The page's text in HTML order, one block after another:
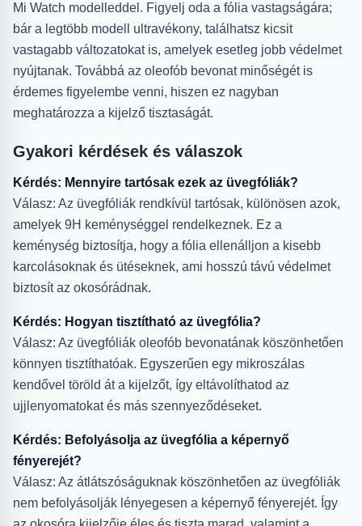
Mi Watch modelleddel. Figyelj oda a fólia vastagságára;
bár a legtöbb modell ultravékony, találhatsz kicsit
vastagabb változatokat is, amelyek esetleg jobb védelmet
nyújtanak. Továbbá az oleofób bevonat minőségét is
érdemes figyelembe venni, hiszen ez nagyban
meghatározza a kijelző tisztaságát.
Gyakori kérdések és válaszok
Kérdés: Mennyire tartósak ezek az üvegfóliák?
Válasz: Az üvegfóliák rendkívül tartósak, különösen azok,
amelyek 9H keménységgel rendelkeznek. Ez a
keménység biztosítja, hogy a fólia ellenálljon a kisebb
karcolásoknak és ütéseknek, ami hosszú távú védelmet
biztosít az okosórádnak.
Kérdés: Hogyan tisztítható az üvegfólia?
Válasz: Az üvegfóliák oleofób bevonatának köszönhetően
könnyen tisztíthatóak. Egyszerűen egy mikroszálas
kendővel töröld át a kijelzőt, így eltávolíthatod az
ujjlenyomatokat és más szennyeződéseket.
Kérdés: Befolyásolja az üvegfólia a képernyő
fényerejét?
Válasz: Az átlátszóságuknak köszönhetően az üvegfóliák
nem befolyásolják lényegesen a képernyő fényerejét. Így